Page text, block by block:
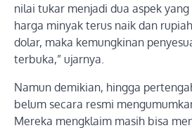
nilai tukar menjadi dua aspek yang
harga minyak terus naik dan
dolar, maka kemungkinan
terbuka,” ujarnya.
Namun demikian, hingga
belum secara resmi
Mereka mengklaim masih bisa